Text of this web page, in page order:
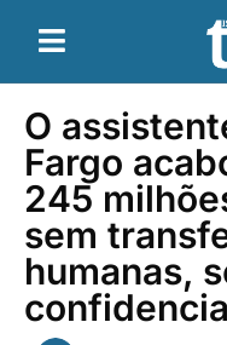
O
Fargo
245
sem
humanas,